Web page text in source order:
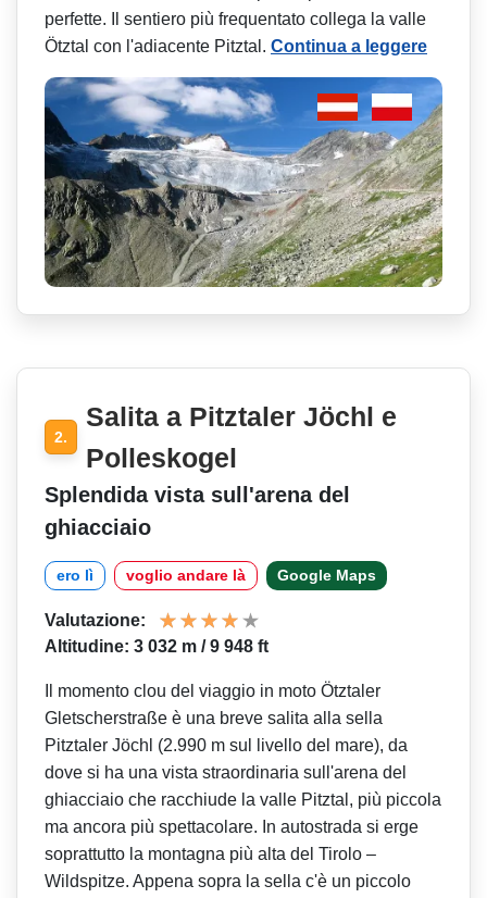
perfette. Il sentiero più frequentato collega la valle
Ötztal con l'adiacente Pitztal. Continua a leggere
2.
Salita a Pitztaler Jöchl e
Polleskogel
Splendida vista sull'arena del
ghiacciaio
ero lì voglio andare là Google Maps
Valutazione:
Altitudine: 3 032 m / 9 948 ft
Il momento clou del viaggio in moto Ötztaler
Gletscherstraße è una breve salita alla sella
Pitztaler Jöchl (2.990 m sul livello del mare), da
dove si ha una vista straordinaria sull'arena del
ghiacciaio che racchiude la valle Pitztal, più piccola
ma ancora più spettacolare. In autostrada si erge
soprattutto la montagna più alta del Tirolo –
Wildspitze. Appena sopra la sella c'è un piccolo